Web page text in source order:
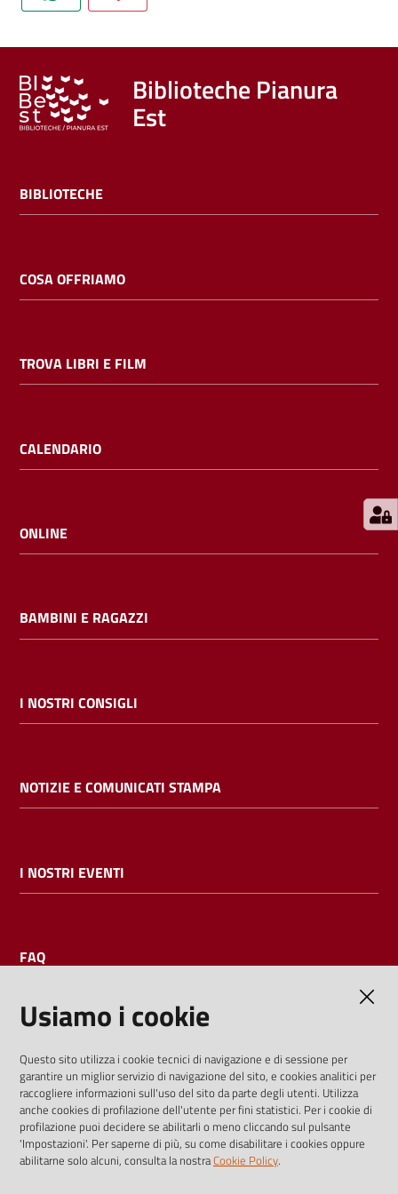
e
Calendario
Online
ragazzi
i
l
Cerca nei
cataloghi
Chiedi al
Biblioteche Pianura
Est
BIBLIOTECHE
COSA OFFRIAMO
TROVA LIBRI E FILM
CALENDARIO
ONLINE
BAMBINI E RAGAZZI
I NOSTRI CONSIGLI
NOTIZIE E COMUNICATI STAMPA
I NOSTRI EVENTI
FAQ
I dati personali pubblicati sono riutilizzabili solo alle condizioni
previste dalla direttiva comunitaria 2003/98/CE e dal d.lgs.
36/2006
Usiamo i cookie
Questo sito utilizza i cookie tecnici di navigazione e di sessione per
garantire un miglior servizio di navigazione del sito, e cookies analitici per
raccogliere informazioni sull'uso del sito da parte degli utenti. Utilizza
anche cookies di profilazione dell'utente per fini statistici. Per i cookie di
profilazione puoi decidere se abilitarli o meno cliccando sul pulsante
'Impostazioni'. Per saperne di più, su come disabilitare i cookies oppure
abilitarne solo alcuni, consulta la nostraCookie Policy.